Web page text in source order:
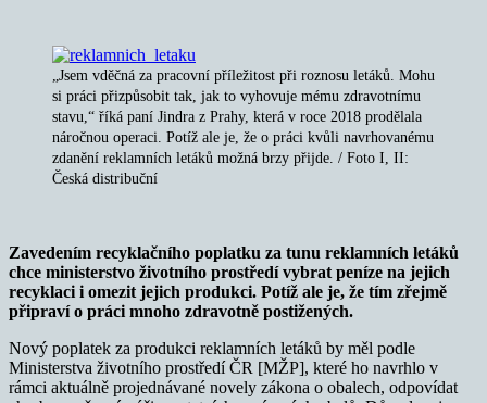
„Jsem vděčná za pracovní příležitost při roznosu letáků. Mohu
si práci přizpůsobit tak, jak to vyhovuje mému zdravotnímu
stavu,“ říká paní Jindra z Prahy, která v roce 2018 prodělala
náročnou operaci. Potíž ale je, že o práci kvůli navrhovanému
zdanění reklamních letáků možná brzy přijde. / Foto I, II:
Česká distribuční
Zavedením recyklačního poplatku za tunu reklamních letáků
chce ministerstvo životního prostředí vybrat peníze na jejich
recyklaci i omezit jejich produkci. Potíž ale je, že tím zřejmě
připraví o práci mnoho zdravotně postižených.
Nový poplatek za produkci reklamních letáků by měl podle
Ministerstva životního prostředí ČR [MŽP], které ho navrhlo v
rámci aktuálně projednávané novely zákona o obalech, odpovídat